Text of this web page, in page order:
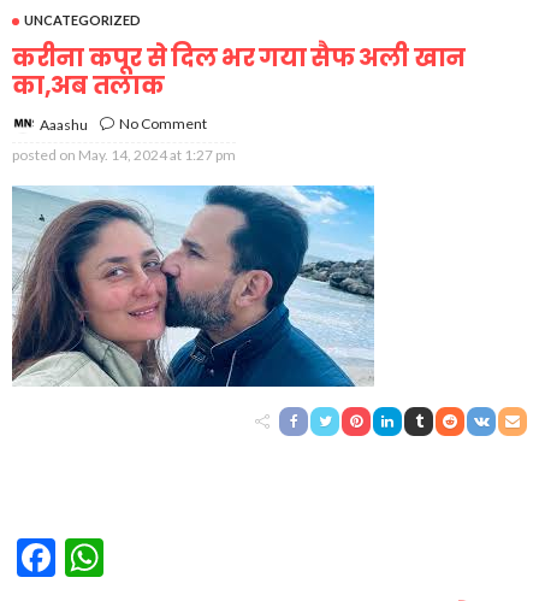
UNCATEGORIZED
करीना कपूर से दिल भर गया सैफ अली खान
का,अब तलाक
Aaashu
No Comment
posted on May. 14, 2024 at 1:27 pm
Facebook